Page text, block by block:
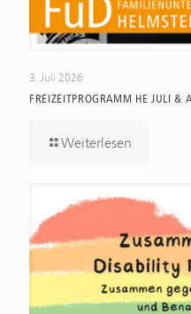
3. Juli 2026
FREIZEITPROGRAMM HE JULI &
Weiterlesen